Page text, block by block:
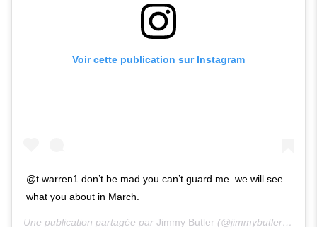
Voir cette publication sur Instagram
@t.warren1 don’t be mad you can’t guard me. we will see
what you about in March.
Une publication partagée par Jimmy Butler (@jimmybutler) le